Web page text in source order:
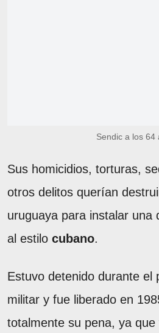
Sendic a los 64
Sus homicidios, torturas,
otros delitos querían
uruguaya para instalar una
al estilo cubano.
Estuvo detenido durante el
militar y fue liberado en
totalmente su pena, ya